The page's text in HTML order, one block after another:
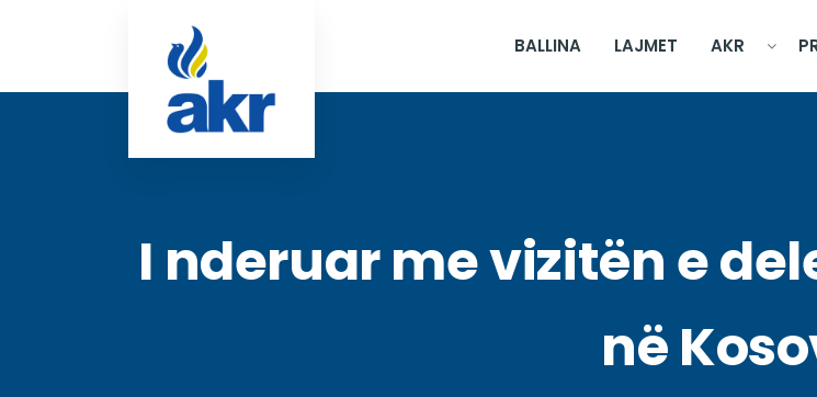
BALLINA LAJMET AKR
I nderuar me vizitën e
në